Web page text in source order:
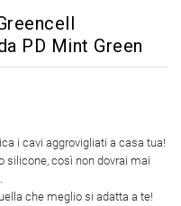
PD Mint Green
i cavi aggrovigliati a casa tua!
silicone, così non dovrai mai
che meglio si adatta a te!